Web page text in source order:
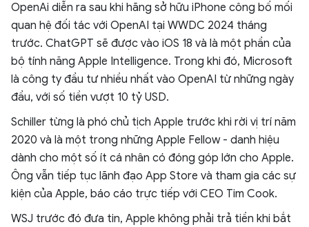
OpenAi diễn ra sau khi hãng sở hữu iPhone công bố mối
quan hệ đối tác với OpenAI tại WWDC 2024 tháng
trước. ChatGPT sẽ được vào iOS 18 và là một phần của
bộ tính năng Apple Intelligence. Trong khi đó, Microsoft
là công ty đầu tư nhiều nhất vào OpenAI từ những ngày
đầu, với số tiền vượt 10 tỷ USD.
Schiller từng là phó chủ tịch Apple trước khi rời vị trí năm
2020 và là một trong những Apple Fellow - danh hiệu
dành cho một số ít cá nhân có đóng góp lớn cho Apple.
Ông vẫn tiếp tục lãnh đạo App Store và tham gia các sự
kiện của Apple, báo cáo trực tiếp với CEO Tim Cook.
WSJ trước đó đưa tin, Apple không phải trả tiền khi bắt